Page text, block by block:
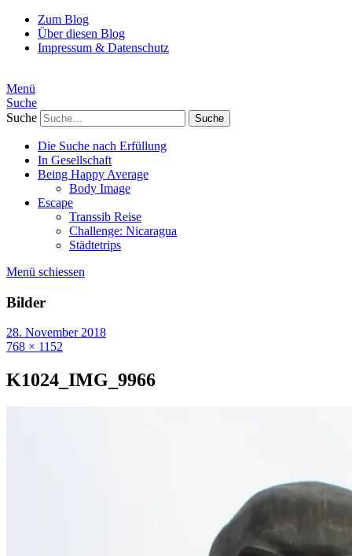
Zum Blog
Über diesen Blog
Impressum & Datenschutz
Menü
Suche
Suche
Die Suche nach Erfüllung
In Gesellschaft
Being Happy Average
Body Image
Escape
Transsib Reise
Challenge: Nicaragua
Städtetrips
Menü schiessen
Bilder
28. November 2018
768 × 1152
K1024_IMG_9966